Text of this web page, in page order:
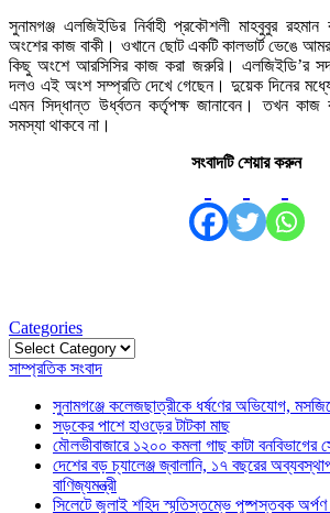
সুনামগঞ্জ এলজিইডির নির্বাহী প্রকৌশলী মাহবুবুর
অংশের কাজ বাকী। ওখানে ছোট একটি কালভার্ট ভেঙে
কিছু অংশে আরসিসির কাজ করা জরুরি। এলজিইডি’র
দলও এই অংশ সম্প্রতি দেখে গেছেন। দুয়েক দিনের
এমন সিদ্ধান্ত উর্ধ্বতন কর্তৃপক্ষ জানাবেন। তখন কাজ
সমস্যা থাকবে না।
সংবাদটি শেয়ার করুন
Categories
Categories
সাম্প্রতিক সংবাদ
সুনামগঞ্জে কলেজছাত্রীকে ধর্ষণের অভিযোগ,
সড়কের পাশে হাওড়ের টাটকা মাছ
মৌলভীবাজারে ১২০০ কমলা গাছ কাটা বনবিভাগের
দেশের বড় চ্যালেঞ্জ জ্বালানি, ১৭ বছরের
বাণিজ্যমন্ত্রী
সিলেটে জুলাই শহিদ স্মৃতিস্তম্ভে পুষ্পস্তবক